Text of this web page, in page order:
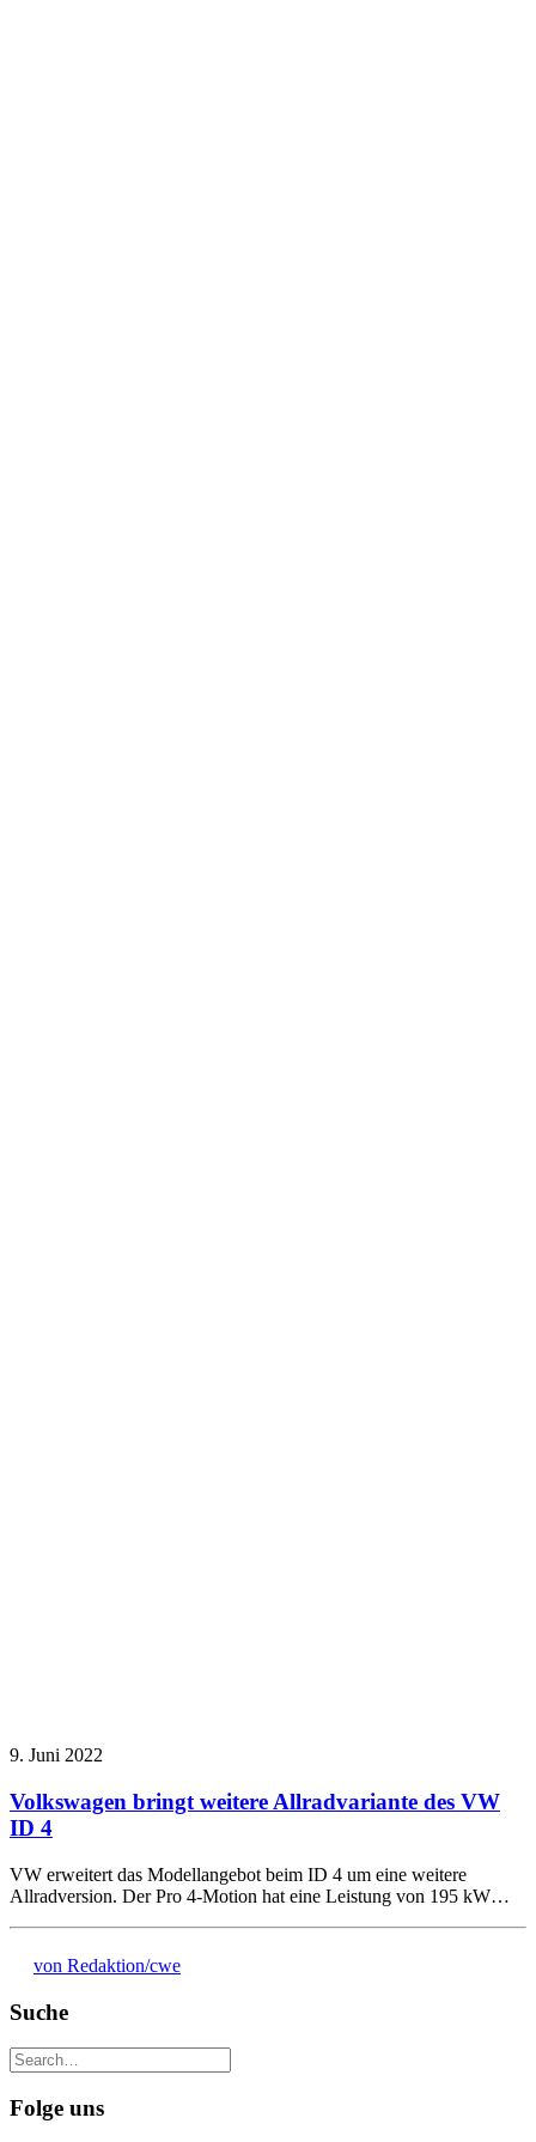
9. Juni 2022
Volkswagen bringt weitere Allradvariante des VW
ID 4
VW erweitert das Modellangebot beim ID 4 um eine weitere
Allradversion. Der Pro 4-Motion hat eine Leistung von 195 kW…
von Redaktion/cwe
Suche
Folge uns